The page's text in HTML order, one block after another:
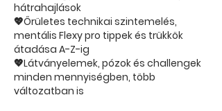
hátrahajlások
💖Őrületes technikai szintemelés,
mentális Flexy pro tippek és trükkök
átadása A-Z-ig
💖Látványelemek, pózok és challengek
minden mennyiségben, több
változatban is